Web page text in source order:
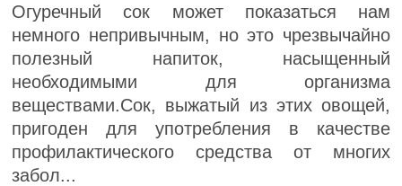
Огуречный сок может показаться нам
немного непривычным, но это чрезвычайно
полезный напиток, насыщенный
необходимыми для организма
веществами.Сок, выжатый из этих овощей,
пригоден для употребления в качестве
профилактического средства от многих
забол...